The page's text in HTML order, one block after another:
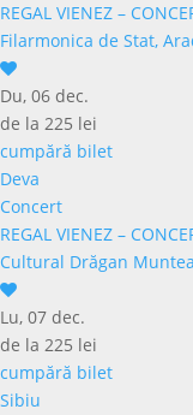
REGAL VIENEZ –
Filarmonica de Stat,
Du, 06 dec.
de la 225 lei
cumpără bilet
Deva
Concert
REGAL VIENEZ –
Cultural Drăgan
Lu, 07 dec.
de la 225 lei
cumpără bilet
Sibiu